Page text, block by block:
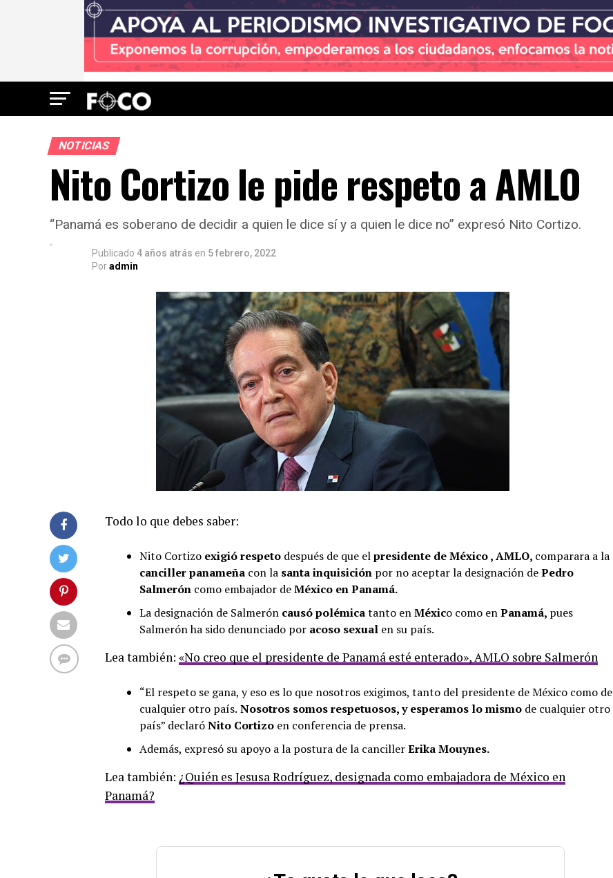
NOTICIAS
Nito Cortizo le pide respeto a AMLO
“Panamá es soberano de decidir a quien le dice sí y a quien le dice no” expresó Nito Cortizo.
Publicado 4 años atrás en 5 febrero, 2022
Poradmin
Todo lo que debes saber:
Nito Cortizo exigió respeto después de que elpresidente de México , AMLO, comparara a la
canciller panameña con la santa inquisición por no aceptar la designación dePedro
Salmerón como embajador deMéxico en Panamá.
La designación de Salmerón causó polémicatanto enMéxico como enPanamá, pues
Salmerón ha sido denunciado por acoso sexual en su país.
Lea también: «No creo que el presidente de Panamá esté enterado», AMLO sobre Salmerón
“El respeto se gana, y eso es lo que nosotros exigimos, tanto del presidente de México como de
cualquier otro país. Nosotros somos respetuosos, y esperamos lo mismo de cualquier otro
país” declaróNito Cortizo en conferencia de prensa.
Además, expresó su apoyo a la postura de la cancillerErika Mouynes.
Lea también: ¿Quién es Jesusa Rodríguez, designada como embajadora de México en
Panamá?